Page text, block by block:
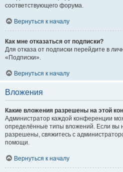
соответствующего форума.
Вернуться к началу
Как мне отказаться от подписки?
Для отказа от подписки перейдите в
«Подписки».
Вернуться к началу
Вложения
Какие вложения разрешены на этой
Администратор каждой конференции
определённые типы вложений. Если вы
разрешены, свяжитесь с
помощи.
Вернуться к началу